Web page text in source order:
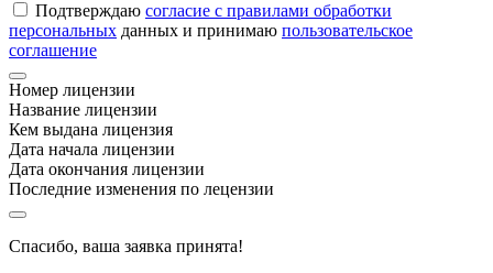
Подтверждаю согласие с правилами обработки
персональных данных и принимаю пользовательское
соглашение
Номер лицензии
Название лицензии
Кем выдана лицензия
Дата начала лицензии
Дата окончания лицензии
Последние изменения по лецензии
Спасибо, ваша заявка принята!